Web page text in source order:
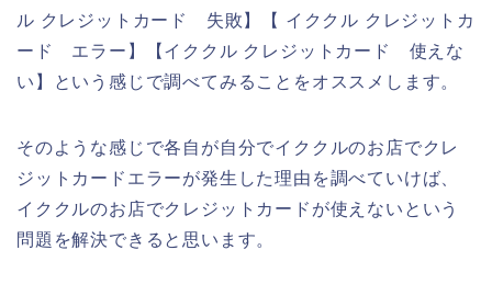
ル クレジットカード 失敗】【 イククル クレジットカ
ード エラー】【イククル クレジットカード 使えな
い】という感じで調べてみることをオススメします。
そのような感じで各自が自分でイククルのお店でクレ
ジットカードエラーが発生した理由を調べていけば、
イククルのお店でクレジットカードが使えないという
問題を解決できると思います。